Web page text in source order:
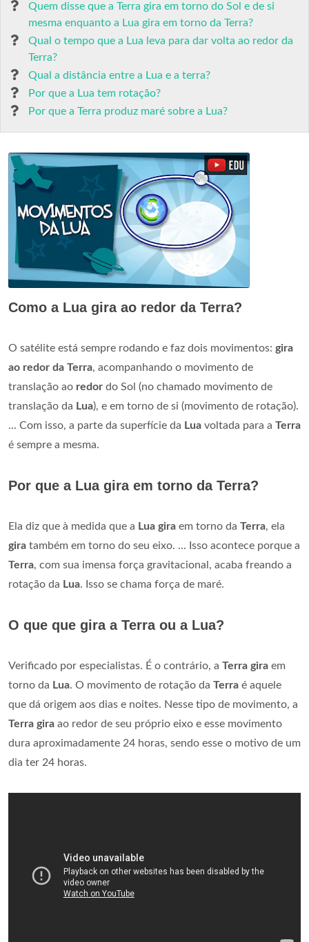
Quem disse que a Terra gira em torno do Sol e de si
mesma enquanto a Lua gira em torno da Terra?
Qual o tempo que a Lua leva para dar volta ao redor da
Terra?
Qual a distância entre a Lua e a terra?
Por que a Lua tem rotação?
Por que a Terra produz maré sobre a Lua?
Como a Lua gira ao redor da Terra?
O satélite está sempre rodando e faz dois movimentos: gira
ao redor da Terra, acompanhando o movimento de
translação ao redor do Sol (no chamado movimento de
translação da Lua), e em torno de si (movimento de rotação).
... Com isso, a parte da superfície da Lua voltada para a Terra
é sempre a mesma.
Por que a Lua gira em torno da Terra?
Ela diz que à medida que a Lua gira em torno da Terra, ela
gira também em torno do seu eixo. ... Isso acontece porque a
Terra, com sua imensa força gravitacional, acaba freando a
rotação da Lua. Isso se chama força de maré.
O que que gira a Terra ou a Lua?
Verificado por especialistas. É o contrário, a Terra gira em
torno da Lua. O movimento de rotação da Terra é aquele
que dá origem aos dias e noites. Nesse tipo de movimento, a
Terra gira ao redor de seu próprio eixo e esse movimento
dura aproximadamente 24 horas, sendo esse o motivo de um
dia ter 24 horas.